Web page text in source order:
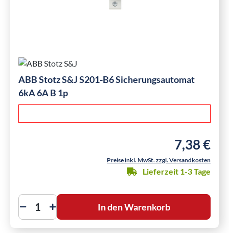
ABB Stotz S&J S201-B6 Sicherungsautomat
6kA 6A B 1p
Regulärer
7,38 €
Preise inkl. MwSt. zzgl. Versandkosten
Lieferzeit 1-3 Tage
In den Warenkorb